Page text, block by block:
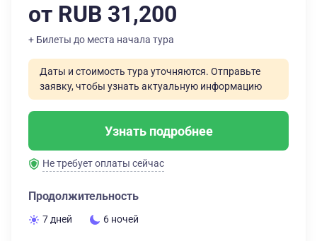
от RUB 31,200
+ Билеты до места начала тура
Даты и стоимость тура уточняются. Отправьте
заявку, чтобы узнать актуальную информацию
Узнать подробнее
Не требует оплаты сейчас
Продолжительность
7 дней 6 ночей